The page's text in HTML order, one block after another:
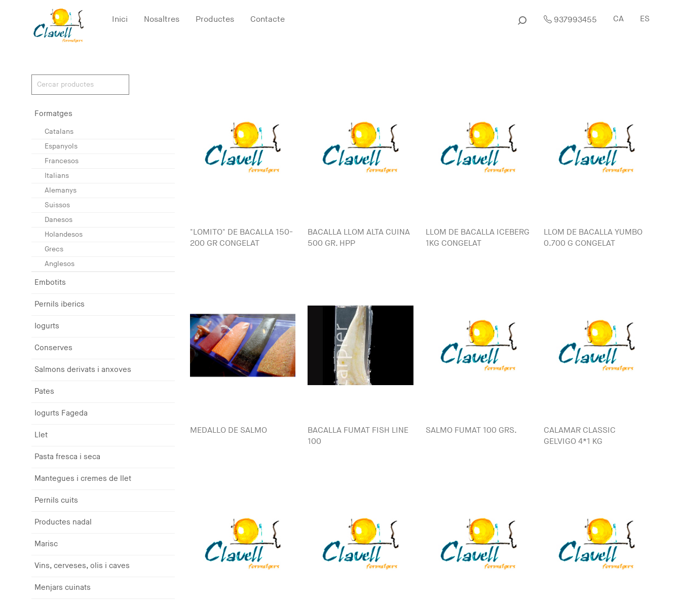
Inici Nosaltres Productes Contacte 937993455 CA ES
Formatges
Catalans
Espanyols
Francesos
Italians
Alemanys
Suissos
Danesos
Holandesos
Grecs
Anglesos
Embotits
Pernils iberics
Iogurts
Conserves
Salmons derivats i anxoves
Pates
Iogurts Fageda
Llet
Pasta fresca i seca
Mantegues i cremes de llet
Pernils cuits
Productes nadal
Marisc
Vins, cerveses, olis i caves
Menjars cuinats
"LOMITO" DE BACALLA 150-
200 GR CONGELAT
BACALLA LLOM ALTA CUINA
500 GR. HPP
LLOM DE BACALLA ICEBERG
1KG CONGELAT
LLOM DE BACALLA YUMBO
0.700 G CONGELAT
MEDALLO DE SALMO
BACALLA FUMAT FISH LINE
100
SALMO FUMAT 100 GRS.
CALAMAR CLASSIC
GELVIGO 4*1 KG